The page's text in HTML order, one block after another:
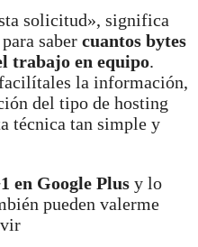
solicitud», significa
saber cuantos bytes
trabajo en equipo.
facilítales la información,
del tipo de hosting
técnica tan simple y
en Google Plus y lo
pueden valerme